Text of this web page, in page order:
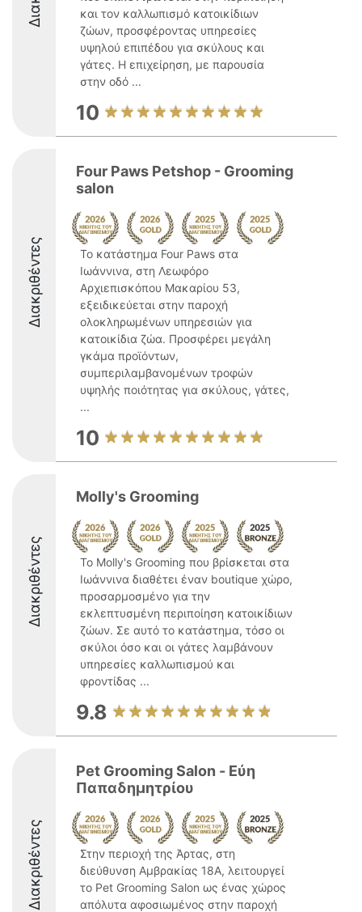
και τον καλλωπισμό κατοικίδιων
ζώων, προσφέροντας υπηρεσίες
υψηλού επιπέδου για σκύλους και
γάτες. Η επιχείρηση, με παρουσία
στην οδό ...
10
Διακριθέντες
Four Paws Petshop - Grooming
salon
Το κατάστημα Four Paws στα
Ιωάννινα, στη Λεωφόρο
Αρχιεπισκόπου Μακαρίου 53,
εξειδικεύεται στην παροχή
ολοκληρωμένων υπηρεσιών για
κατοικίδια ζώα. Προσφέρει μεγάλη
γκάμα προϊόντων,
συμπεριλαμβανομένων τροφών
υψηλής ποιότητας για σκύλους, γάτες,
...
10
Διακριθέντες
Molly's Grooming
Το Molly's Grooming που βρίσκεται στα
Ιωάννινα διαθέτει έναν boutique χώρο,
προσαρμοσμένο για την
εκλεπτυσμένη περιποίηση κατοικίδιων
ζώων. Σε αυτό το κατάστημα, τόσο οι
σκύλοι όσο και οι γάτες λαμβάνουν
υπηρεσίες καλλωπισμού και
φροντίδας ...
9.8
Διακριθέντες
Pet Grooming Salon - Εύη
Παπαδημητρίου
Στην περιοχή της Άρτας, στη
διεύθυνση Αμβρακίας 18Α, λειτουργεί
το Pet Grooming Salon ως ένας χώρος
απόλυτα αφοσιωμένος στην παροχή